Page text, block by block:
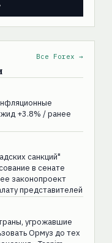
Все Forex →
+3.8% / ранее
санкций"
в сенате
законопроект
представителей
угрожавшие
Ормуз до тех